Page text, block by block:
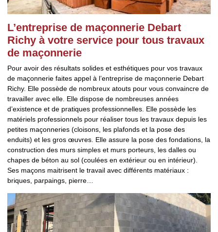
L’entreprise de maçonnerie Debart
Richy à votre service pour tous travaux
de maçonnerie
Pour avoir des résultats solides et esthétiques pour vos travaux
de maçonnerie faites appel à l’entreprise de maçonnerie Debart
Richy. Elle possède de nombreux atouts pour vous convaincre de
travailler avec elle. Elle dispose de nombreuses années
d’existence et de pratiques professionnelles. Elle possède les
matériels professionnels pour réaliser tous les travaux depuis les
petites maçonneries (cloisons, les plafonds et la pose des
enduits) et les gros œuvres. Elle assure la pose des fondations, la
construction des murs simples et murs porteurs, les dalles ou
chapes de béton au sol (coulées en extérieur ou en intérieur).
Ses maçons maitrisent le travail avec différents matériaux :
briques, parpaings, pierre…